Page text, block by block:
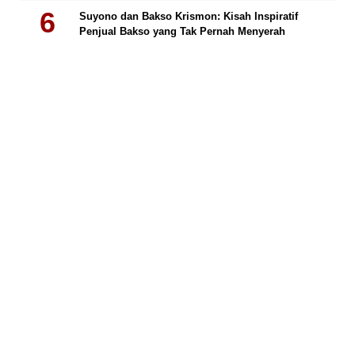
Suyono dan Bakso Krismon: Kisah Inspiratif
Penjual Bakso yang Tak Pernah Menyerah